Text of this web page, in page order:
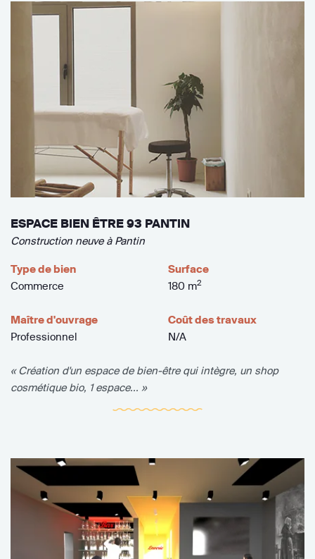
ESPACE BIEN ÊTRE 93 PANTIN
Construction neuve à Pantin
Type de bien
Commerce
Surface
180 m2
Maître d'ouvrage
Professionnel
Coût des travaux
N/A
« Création d'un espace de bien-être qui intègre, un shop
cosmétique bio, 1 espace... »